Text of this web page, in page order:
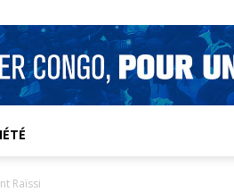
Raïssi